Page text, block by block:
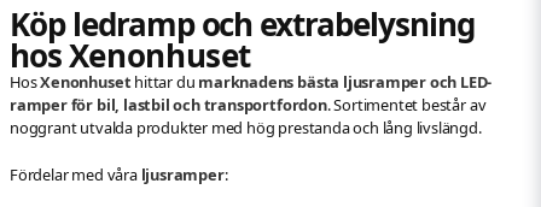
Köp ledramp och extrabelysning
hosXenonhuset
HosXenonhuset hittar du marknadens bästa ljusramper och LED-
ramper för bil, lastbil och transportfordon. Sortimentet består av
noggrant utvalda produkter med hög prestanda och lång livslängd.
Fördelar med våra ljusramper: